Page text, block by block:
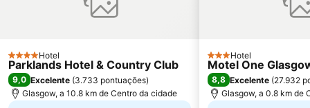
4 Estrelas
Hotel
Parklands Hotel & Country Club
9,0 Excelente (3.733 pontuações)
Glasgow, a 10.8 km de Centro da cidade
3 Estrelas
Hotel
Motel One
8,8 Excelente (27.932
Glasgow, a 0.8 km de